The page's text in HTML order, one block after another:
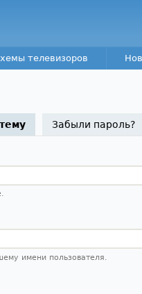
телевизоров
(активная вкладка)
Забыли пароль?
имени пользователя.